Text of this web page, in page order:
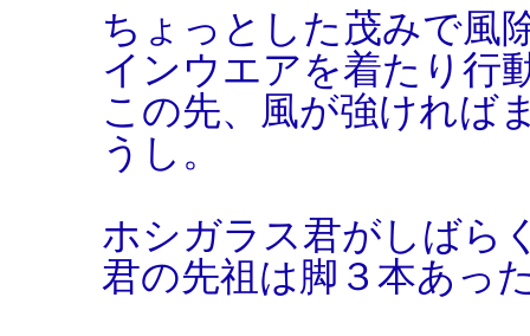
ちょっとした茂みで風
インウエアを着たり
この先、風が強ければ
うし。
ホシガラス君がしばら
君の先祖は脚３本あっ